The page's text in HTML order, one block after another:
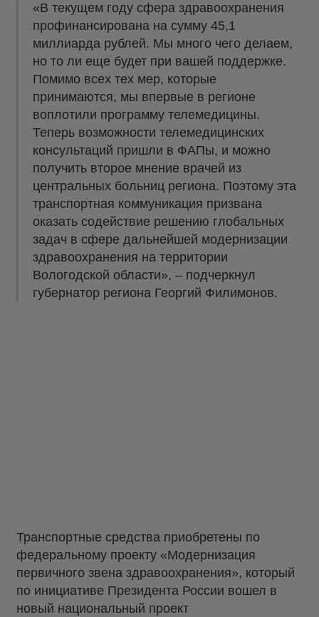
«В текущем году сфера здравоохранения
профинансирована на сумму 45,1
миллиарда рублей. Мы много чего делаем,
но то ли еще будет при вашей поддержке.
Помимо всех тех мер, которые
принимаются, мы впервые в регионе
воплотили программу телемедицины.
Теперь возможности телемедицинских
консультаций пришли в ФАПы, и можно
получить второе мнение врачей из
центральных больниц региона. Поэтому эта
транспортная коммуникация призвана
оказать содействие решению глобальных
задач в сфере дальнейшей модернизации
здравоохранения на территории
Вологодской области», – подчеркнул
губернатор региона Георгий Филимонов.
Транспортные средства приобретены по
федеральному проекту «Модернизация
первичного звена здравоохранения», который
по инициативе Президента России вошел в
новый национальный проект